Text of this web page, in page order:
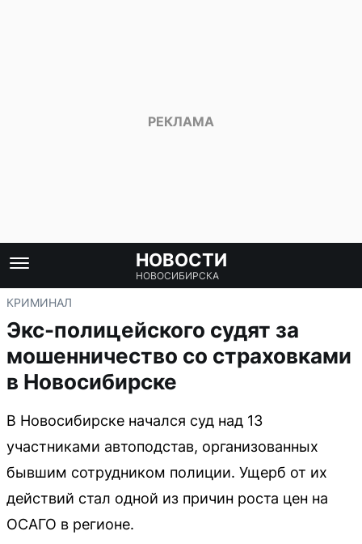
НОВОСТИ
НОВОСИБИРСКА
КРИМИНАЛ
Экс-полицейского судят за
мошенничество со страховками
в Новосибирске
В Новосибирске начался суд над 13
участниками автоподстав, организованных
бывшим сотрудником полиции. Ущерб от их
действий стал одной из причин роста цен на
ОСАГО в регионе.